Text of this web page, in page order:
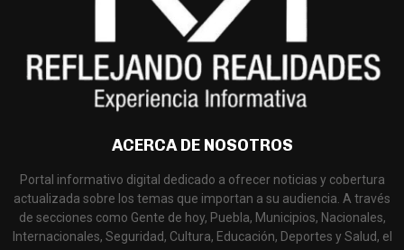
ACERCA DE NOSOTROS
Portal informativo digital dedicado a ofrecer noticias y cobertura
actualizada sobre los temas que importan a su audiencia. A través
de secciones como Gente de hoy, Puebla, Municipios, Nacionales,
Internacionales, Seguridad, Cultura, Educación, Deportes y Salud, el